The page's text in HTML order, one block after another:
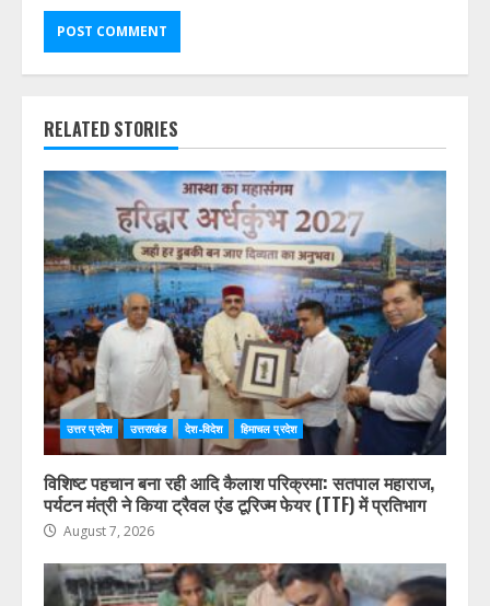
RELATED STORIES
उत्तर प्रदेश उत्तराखंड देश-विदेश हिमाचल प्रदेश
विशिष्ट पहचान बना रही आदि कैलाश परिक्रमा: सतपाल महाराज,
पर्यटन मंत्री ने किया ट्रैवल एंड टूरिज्म फेयर (TTF) में प्रतिभाग
August 7, 2026